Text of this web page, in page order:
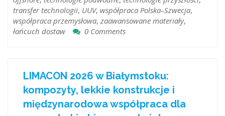
transfer technologii, UUV, współpraca Polska–Szwecja,
współpraca przemysłowa, zaawansowane materiały,
łańcuch dostaw
0 Comments
LIMACON 2026 w Białymstoku:
kompozyty, lekkie konstrukcje i
międzynarodowa współpraca dla